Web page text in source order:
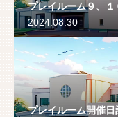
プレイルーム９、
2024.08.30
プレイルーム開催